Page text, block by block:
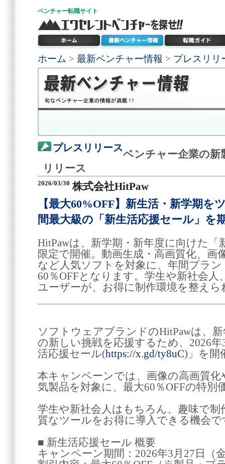
ベンチャー転職サイト
ホーム > 最新ベンチャー情報 > プレスリリ
プレスリリース
ベンチャー企業の新
リリース
2026/03/30 株式会社HitPaw
【最大60%OFF】新生活・新学期を
間最大級の「新生活応援セール」を
HitPawは、新学期・新年度に向けた「
限定で開催。動画生成・高画質化、画
など人気ソフトを対象に、年間プラ
60％OFFとなります。学生や新社会
ユーザーが、お得に制作環境を整え
ソフトウェアブランドのHitPawは、
の新しい挑戦を応援するため、2026
活応援セール(https://x.gd/ty8uC)」を開
本キャンペーンでは、画像の高画質
気製品を対象に、最大60％OFFの特別
学生や新社会人はもちろん、趣味で
質なツールをお得に導入できる機会で
■ 新生活応援セール 概要
キャンペーン期間：2026年3月27日（